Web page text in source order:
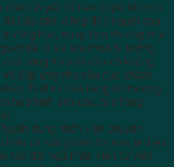
điểm là yếu tố tiên quyết khi mở
tiếp cận, đông đúc người qua
học, trung tâm thương mại
trẻ là sự lựa chọn lý tưởng.
hàng trà sữa cần có không
đáp ứng nhu cầu của khách
thiết kế cửa hàng từ thương
bảo hình ảnh của cửa hàng
dụng nhân viên chuyên
hiểu về sản phẩm trà sữa là điều
tạo đội ngũ nhân viên từ việc